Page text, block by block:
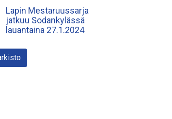
Lapin Mestaruussarja
jatkuu Sodankylässä
lauantaina 27.1.2024